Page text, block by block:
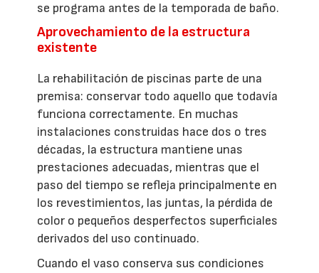
se programa antes de la temporada de baño.
Aprovechamiento de la estructura
existente
La rehabilitación de piscinas parte de una
premisa: conservar todo aquello que todavía
funciona correctamente. En muchas
instalaciones construidas hace dos o tres
décadas, la estructura mantiene unas
prestaciones adecuadas, mientras que el
paso del tiempo se refleja principalmente en
los revestimientos, las juntas, la pérdida de
color o pequeños desperfectos superficiales
derivados del uso continuado.
Cuando el vaso conserva sus condiciones